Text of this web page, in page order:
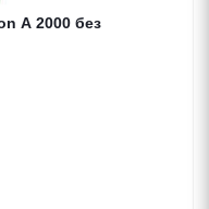
А 2000 без